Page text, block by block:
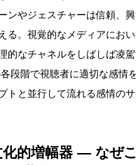
ンやジェスチャーは信頼、
る。視覚的なメディアにお
的なチャネルをしばしば凌駕
段階で視聴者に適切な感情
トと並行して流れる感情の
化的増幅器 ― なぜ